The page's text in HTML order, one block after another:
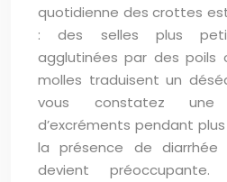
quotidienne des crottes
: des selles plus
agglutinées par des poils
molles traduisent un
vous constatez
d’excréments pendant
la présence de diarrhée
devient préoccupante.